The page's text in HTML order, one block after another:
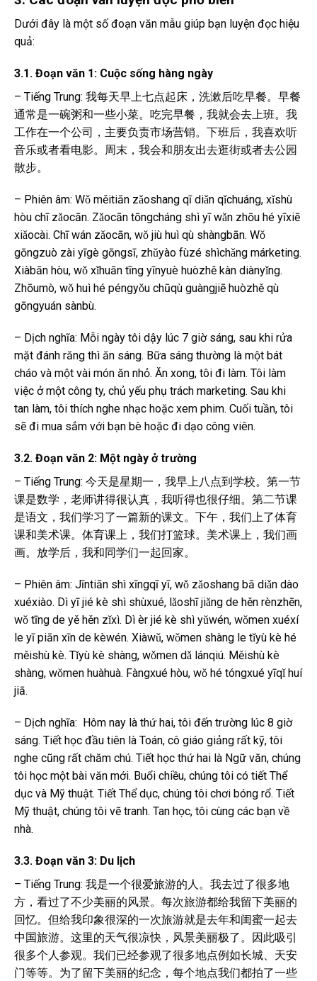
Dưới đây là một số đoạn văn mẫu giúp bạn luyện đọc hiệu
quả:
3.1. Đoạn văn 1: Cuộc sống hàng ngày
– Tiếng Trung: 我每天早上七点起床，洗漱后吃早餐。早餐
通常是一碗粥和一些小菜。吃完早餐，我就会去上班。我
工作在一个公司，主要负责市场营销。下班后，我喜欢听
音乐或者看电影。周末，我会和朋友出去逛街或者去公园
散步。
– Phiên âm: Wǒ měitiān zǎoshang qī diǎn qǐchuáng, xǐshù
hòu chī zǎocān. Zǎocān tōngcháng shì yī wǎn zhōu hé yīxiē
xiǎocài. Chī wán zǎocān, wǒ jiù huì qù shàngbān. Wǒ
gōngzuò zài yīgè gōngsī, zhǔyào fùzé shìchǎng márketing.
Xiàbān hòu, wǒ xǐhuān tīng yīnyuè huòzhě kàn diànyǐng.
Zhōumò, wǒ huì hé péngyǒu chūqù guàngjiē huòzhě qù
gōngyuán sànbù.
– Dịch nghĩa: Mỗi ngày tôi dậy lúc 7 giờ sáng, sau khi rửa
mặt đánh răng thì ăn sáng. Bữa sáng thường là một bát
cháo và một vài món ăn nhỏ. Ăn xong, tôi đi làm. Tôi làm
việc ở một công ty, chủ yếu phụ trách marketing. Sau khi
tan làm, tôi thích nghe nhạc hoặc xem phim. Cuối tuần, tôi
sẽ đi mua sắm với bạn bè hoặc đi dạo công viên.
3.2. Đoạn văn 2: Một ngày ở trường
– Tiếng Trung: 今天是星期一，我早上八点到学校。第一节
课是数学，老师讲得很认真，我听得也很仔细。第二节课
是语文，我们学习了一篇新的课文。下午，我们上了体育
课和美术课。体育课上，我们打篮球。美术课上，我们画
画。放学后，我和同学们一起回家。
– Phiên âm: Jīntiān shì xīngqī yī, wǒ zǎoshang bā diǎn dào
xuéxiào. Dì yī jié kè shì shùxué, lǎoshī jiǎng de hěn rènzhēn,
wǒ tīng de yě hěn zǐxì. Dì èr jié kè shì yǔwén, wǒmen xuéxí
le yī piān xīn de kèwén. Xiàwǔ, wǒmen shàng le tǐyù kè hé
měishù kè. Tǐyù kè shàng, wǒmen dǎ lánqiú. Měishù kè
shàng, wǒmen huàhuà. Fàngxué hòu, wǒ hé tóngxué yīqǐ huí
jiā.
– Dịch nghĩa: Hôm nay là thứ hai, tôi đến trường lúc 8 giờ
sáng. Tiết học đầu tiên là Toán, cô giáo giảng rất kỹ, tôi
nghe cũng rất chăm chú. Tiết học thứ hai là Ngữ văn, chúng
tôi học một bài văn mới. Buổi chiều, chúng tôi có tiết Thể
dục và Mỹ thuật. Tiết Thể dục, chúng tôi chơi bóng rổ. Tiết
Mỹ thuật, chúng tôi vẽ tranh. Tan học, tôi cùng các bạn về
nhà.
3.3. Đoạn văn 3: Du lịch
– Tiếng Trung: 我是一个很爱旅游的人。我去过了很多地
方，看过了不少美丽的风景。每次旅游都给我留下美丽的
回忆。但给我印象很深的一次旅游就是去年和闺蜜一起去
中国旅游。这里的天气很凉快，风景美丽极了。因此吸引
很多个人参观。我们已经参观了很多地点例如长城、天安
门等等。为了留下美丽的纪念，每个地点我们都拍了一些